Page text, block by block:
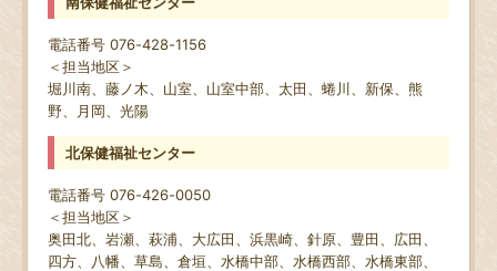
電話番号 076-428-1156
＜担当地区＞
堀川南、藤ノ木、山室、山室中部、太田、蜷川、新保、熊
野、月岡、光陽
北保健福祉センター
電話番号 076-426-0050
＜担当地区＞
奥田北、岩瀬、萩浦、大広田、浜黒崎、針原、豊田、広田、
四方、八幡、草島、倉垣、水橋中部、水橋西部、水橋東部、